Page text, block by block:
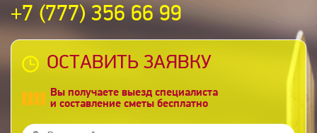
+7 (777) 356 66 99
ОСТАВИТЬ ЗАЯВКУ
Вы получаете выезд специалиста
и составление сметы бесплатно